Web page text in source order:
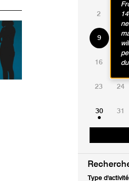
2 3
9
16 17
23 24
30 31
Type